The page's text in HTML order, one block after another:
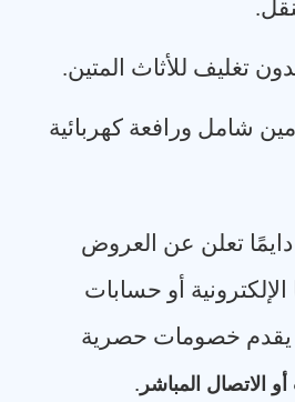
.
تغليف للأثاث المتين.
شامل ورافعة كهربائية
تعلن عن العروض
أو حسابات
يقدم خصومات حصرية
أو الاتصال المباشر .